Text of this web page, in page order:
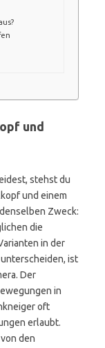
und
stehst du
und einem
Zweck:
die
in der
ist
Der
in
oft
erlaubt.
den